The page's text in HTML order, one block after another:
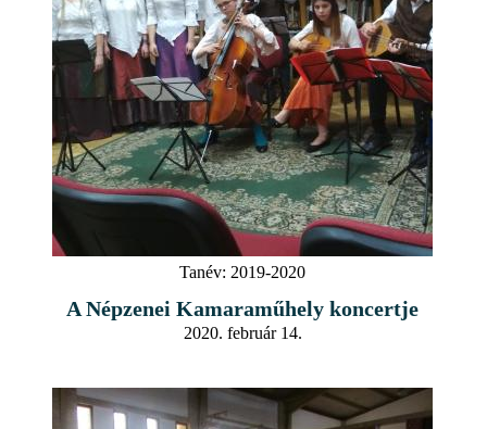
Tanév: 2019-2020
A Népzenei Kamaraműhely koncertje
2020. február 14.